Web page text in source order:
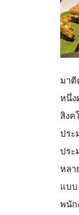
มาตี
หนึ่ง
สิงค
ประ
ประ
หลา
แบบ
พนัก